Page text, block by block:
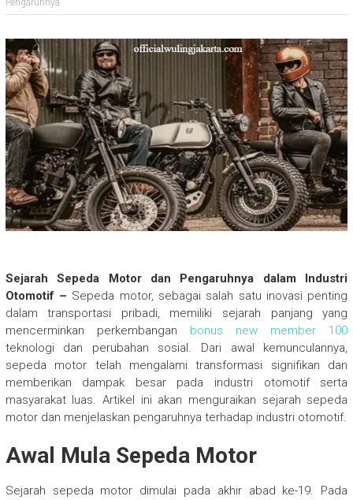
Pengaruhnya
Sejarah Sepeda Motor dan Pengaruhnya dalam Industri
Otomotif – Sepeda motor, sebagai salah satu inovasi penting
dalam transportasi pribadi, memiliki sejarah panjang yang
mencerminkan perkembangan bonus new member 100
teknologi dan perubahan sosial. Dari awal kemunculannya,
sepeda motor telah mengalami transformasi signifikan dan
memberikan dampak besar pada industri otomotif serta
masyarakat luas. Artikel ini akan menguraikan sejarah sepeda
motor dan menjelaskan pengaruhnya terhadap industri otomotif.
Awal Mula Sepeda Motor
Sejarah sepeda motor dimulai pada akhir abad ke-19. Pada